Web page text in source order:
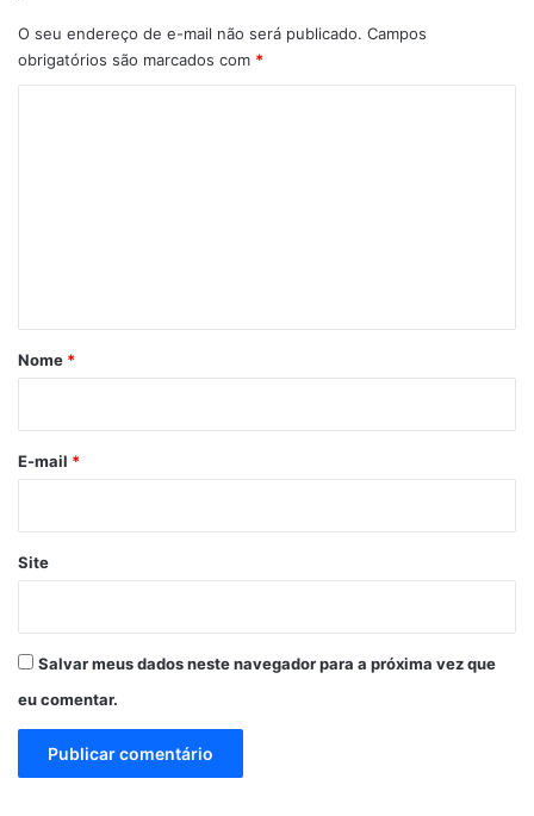
O seu endereço de e-mail não será publicado. Campos
obrigatórios são marcados com *
r
*
Nome *
E-mail *
Site
Salvar meus dados neste navegador para a próxima vez que
eu comentar.